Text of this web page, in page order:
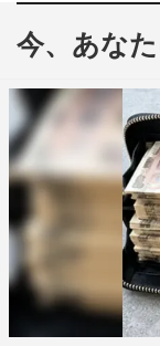
今回の歌い手に
ストのWANIMA
ーターで歌唱力
楽曲にも引けを
YouTube版
『やめてみよう』
https://youtu.be/
『みんながみん
https://youtu.be/
今、あな